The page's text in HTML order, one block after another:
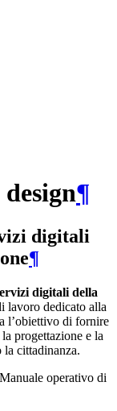
¶
digitali
¶
digitali della
lavoro dedicato alla
l’obiettivo di fornire
progettazione e la
cittadinanza.
operativo di